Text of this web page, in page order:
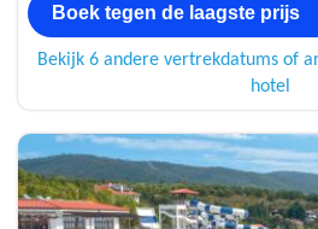
Boek tegen de laagste prijs
Bekijk 6 andere vertrekdatums of
hotel